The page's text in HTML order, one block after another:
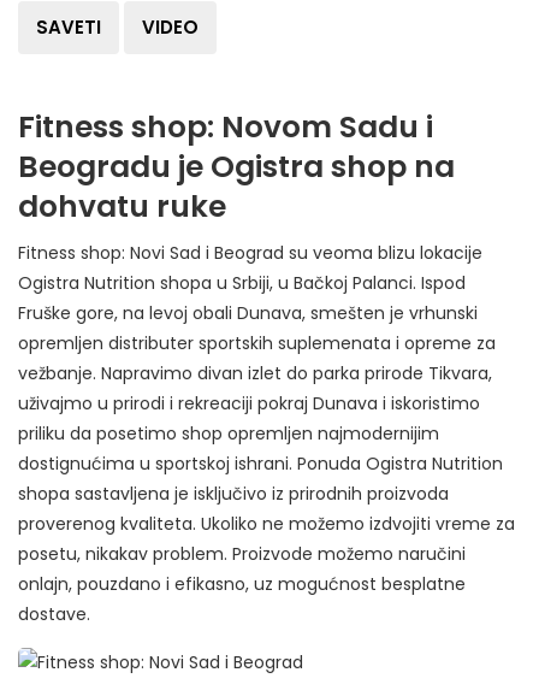
SAVETI VIDEO
Fitness shop: Novom Sadu i
Beogradu je Ogistra shop na
dohvatu ruke
Fitness shop: Novi Sad i Beograd su veoma blizu lokacije
Ogistra Nutrition shopa u Srbiji, u Bačkoj Palanci. Ispod
Fruške gore, na levoj obali Dunava, smešten je vrhunski
opremljen distributer sportskih suplemenata i opreme za
vežbanje. Napravimo divan izlet do parka prirode Tikvara,
uživajmo u prirodi i rekreaciji pokraj Dunava i iskoristimo
priliku da posetimo shop opremljen najmodernijim
dostignućima u sportskoj ishrani. Ponuda Ogistra Nutrition
shopa sastavljena je isključivo iz prirodnih proizvoda
proverenog kvaliteta. Ukoliko ne možemo izdvojiti vreme za
posetu, nikakav problem. Proizvode možemo naručini
onlajn, pouzdano i efikasno, uz mogućnost besplatne
dostave.